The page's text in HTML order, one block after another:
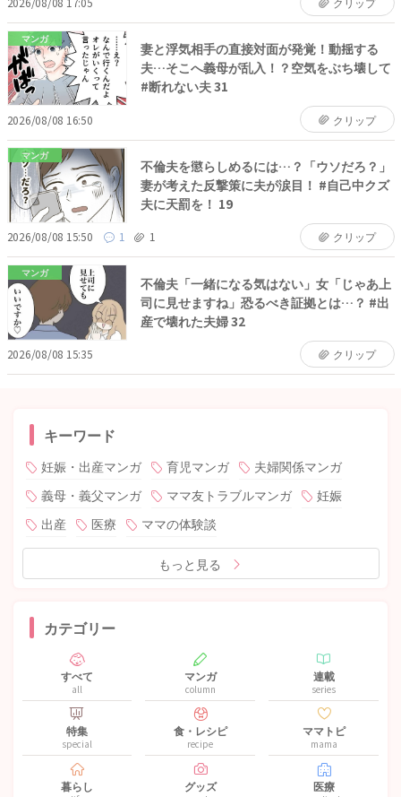
マンガ
妻と浮気相手の直接対面が発覚！動揺する
夫…そこへ義母が乱入！？空気をぶち壊して
#断れない夫 31
2026/08/08 16:50 クリップ
マンガ
不倫夫を懲らしめるには…？「ウソだろ？」
妻が考えた反撃策に夫が涙目！ #自己中クズ
夫に天罰を！ 19
2026/08/08 15:50 1 1 クリップ
マンガ
不倫夫「一緒になる気はない」女「じゃあ上
司に見せますね」恐るべき証拠とは…？ #出
産で壊れた夫婦 32
2026/08/08 15:35 クリップ
キーワード
妊娠・出産マンガ 育児マンガ
夫婦関係マンガ
義母・義父マンガ
ママ友トラブルマンガ
妊娠
出産
医療 ママの体験談
もっと見る
カテゴリー
すべて
all
マンガ
column
連載
series
特集
special
食・レシピ
recipe
ママトピ
mama
暮らし グッズ 医療